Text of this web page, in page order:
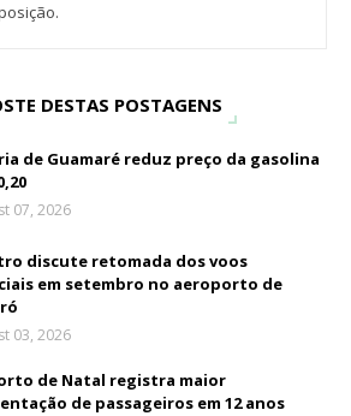
DESTAS POSTAGENS
de Guamaré reduz preço da gasolina
07, 2026
discute retomada dos voos
em setembro no aeroporto de
03, 2026
de Natal registra maior
de passageiros em 12 anos